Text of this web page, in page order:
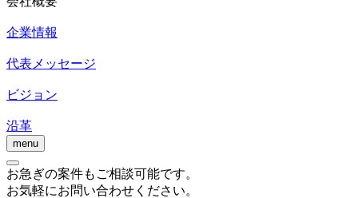
企業情報
代表メッセージ
ビジョン
沿革
menu
お急ぎの案件もご相談可能です。
お気軽にお問い合わせください。